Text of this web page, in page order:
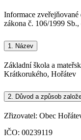
Informace
zákona č. 106/1999
1. Název
Základní škola a
Krátkorukého, Hořátev
2. Důvod a způsob
Zřizovatel: Obec
IČO: 00239119